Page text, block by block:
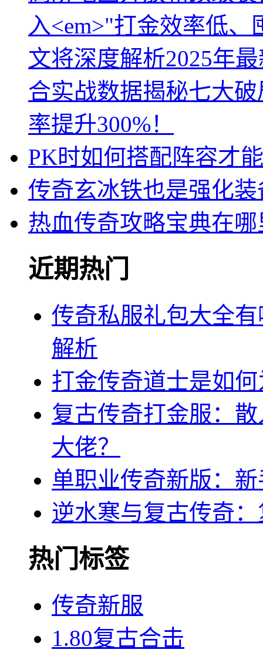
入<em>"打金效率低
文将深度解析2025年
合实战数据揭秘七大
率提升300%！
PK时如何搭配阵容才
传奇玄冰铁也是强化
热血传奇攻略宝典在
近期热门
传奇私服礼包大全
解析
打金传奇道士是如
复古传奇打金服：
大佬？
单职业传奇新版：
逆水寒与复古传奇
热门标签
传奇新服
1.80复古合击